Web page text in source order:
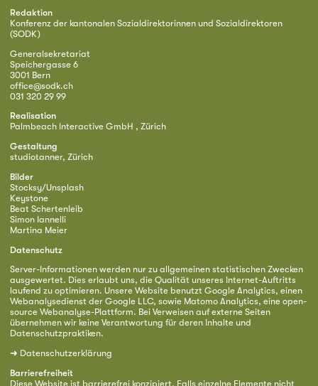
Redaktion
Konferenz der kantonalen Sozialdirektorinnen und Sozialdirektoren
(SODK)
Generalsekretariat
Speichergasse 6
3001 Bern
office@sodk.ch
031 320 29 99
Realisation
Palmbeach Interactive GmbH , Zürich
Gestaltung
studiotanner, Zürich
Bilder
Stocksy/Unsplash
Keystone
Beat Schertenleib
Simon Iannelli
Martina Meier
Datenschutz
Server-Informationen werden nur zu allgemeinen statistischen Zwecken
ausgewertet. Dies erlaubt uns, die Qualität unseres Internet-Auftritts
laufend zu optimieren. Unsere Website benutzt Google Analytics, einen
Webanalysedienst der Google LLC, sowie Matomo Analytics, eine open-
source Webanalyse-Plattform. Bei Verweisen auf externe Seiten
übernehmen wir keine Verantwortung für deren Inhalte und
Datenschutzpraktiken.
➜ Datenschutzerklärung
Barrierefreiheit
Diese Website ist barrierefrei konzipiert. Falls einzelne Elemente nicht